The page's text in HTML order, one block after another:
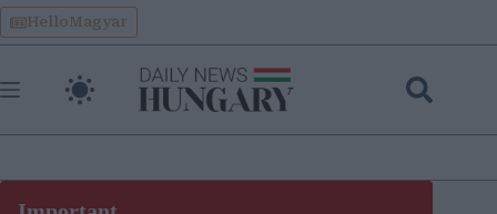
Skip
to
content
HelloMagyar